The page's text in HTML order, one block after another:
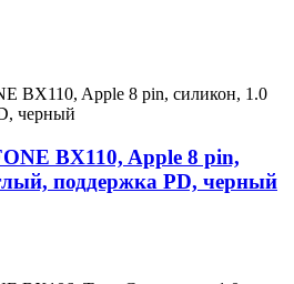
BX110, Apple 8 pin,
поддержка PD, черный